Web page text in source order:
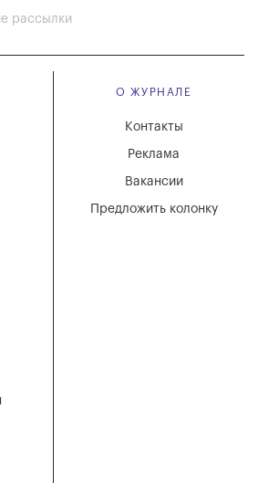
рассылки
О ЖУРНАЛЕ
Вакансии
Реклама
Контакты
Предложить колонку